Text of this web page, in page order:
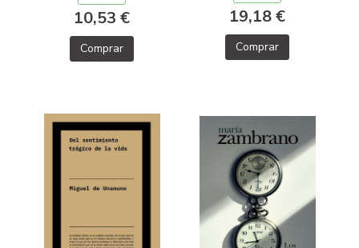
10,53 €
Comprar
19,18 €
Comprar